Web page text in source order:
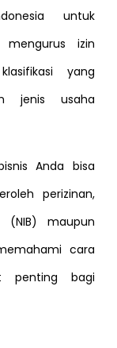
untuk
izin
yang
jenis usaha
Anda bisa
perizinan,
(NIB) maupun
cara
penting bagi